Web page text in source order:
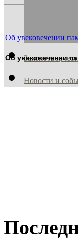
Новости и
Об увековечении
Об увековечении